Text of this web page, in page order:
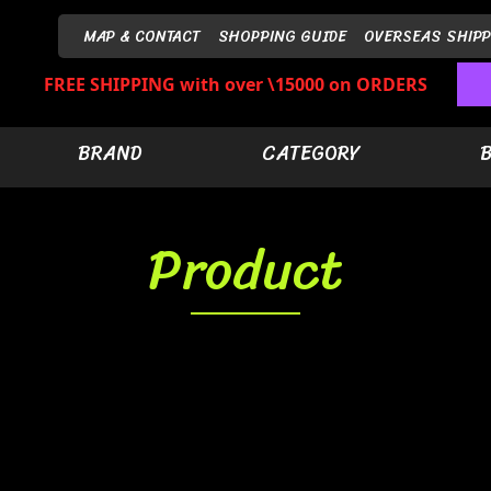
MAP & CONTACT SHOPPING GUIDE OVERSEAS
FREE SHIPPING with over \15000 on ORDERS
BRAND CATEGORY
Product